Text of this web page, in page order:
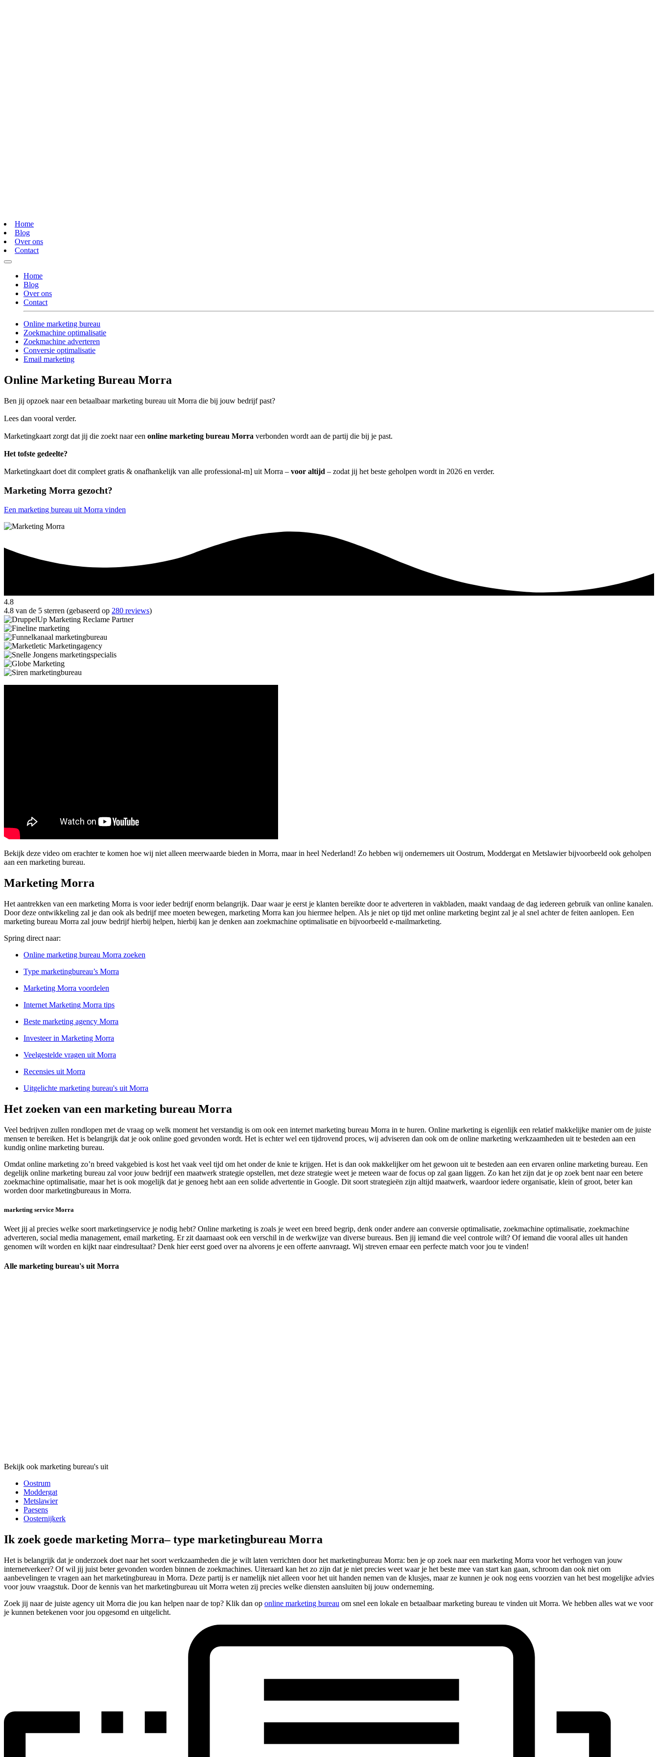
Home
Blog
Over ons
Contact
Home
Blog
Over ons
Contact
Online marketing bureau
Zoekmachine optimalisatie
Zoekmachine adverteren
Conversie optimalisatie
Email marketing
Online Marketing Bureau Morra
Ben jij opzoek naar een betaalbaar marketing bureau uit Morra die bij jouw bedrijf past?
Lees dan vooral verder.
Marketingkaart zorgt dat jij die zoekt naar een online marketing bureau Morra verbonden wordt aan de partij die bij je past.
Het tofste gedeelte?
Marketingkaart doet dit compleet gratis & onafhankelijk van alle professional-m] uit Morra – voor altijd – zodat jij het beste geholpen wordt in 2026 en verder.
Marketing Morra gezocht?
Een marketing bureau uit Morra vinden
4.8
4.8 van de 5 sterren (gebaseerd op 280 reviews)
Bekijk deze video om erachter te komen hoe wij niet alleen meerwaarde bieden in Morra, maar in heel Nederland! Zo hebben wij ondernemers uit Oostrum, Moddergat en Metslawier bijvoorbeeld ook geholpen
aan een marketing bureau.
Marketing Morra
Het aantrekken van een marketing Morra is voor ieder bedrijf enorm belangrijk. Daar waar je eerst je klanten bereikte door te adverteren in vakbladen, maakt vandaag de dag iedereen gebruik van online kanalen.
Door deze ontwikkeling zal je dan ook als bedrijf mee moeten bewegen, marketing Morra kan jou hiermee helpen. Als je niet op tijd met online marketing begint zal je al snel achter de feiten aanlopen. Een
marketing bureau Morra zal jouw bedrijf hierbij helpen, hierbij kan je denken aan zoekmachine optimalisatie en bijvoorbeeld e-mailmarketing.
Spring direct naar:
Online marketing bureau Morra zoeken
Type marketingbureau’s Morra
Marketing Morra voordelen
Internet Marketing Morra tips
Beste marketing agency Morra
Investeer in Marketing Morra
Veelgestelde vragen uit Morra
Recensies uit Morra
Uitgelichte marketing bureau's uit Morra
Het zoeken van een marketing bureau Morra
Veel bedrijven zullen rondlopen met de vraag op welk moment het verstandig is om ook een internet marketing bureau Morra in te huren. Online marketing is eigenlijk een relatief makkelijke manier om de juiste
mensen te bereiken. Het is belangrijk dat je ook online goed gevonden wordt. Het is echter wel een tijdrovend proces, wij adviseren dan ook om de online marketing werkzaamheden uit te besteden aan een
kundig online marketing bureau.
Omdat online marketing zo’n breed vakgebied is kost het vaak veel tijd om het onder de knie te krijgen. Het is dan ook makkelijker om het gewoon uit te besteden aan een ervaren online marketing bureau. Een
degelijk online marketing bureau zal voor jouw bedrijf een maatwerk strategie opstellen, met deze strategie weet je meteen waar de focus op zal gaan liggen. Zo kan het zijn dat je op zoek bent naar een betere
zoekmachine optimalisatie, maar het is ook mogelijk dat je genoeg hebt aan een solide advertentie in Google. Dit soort strategieën zijn altijd maatwerk, waardoor iedere organisatie, klein of groot, beter kan
worden door marketingbureaus in Morra.
marketing service Morra
Weet jij al precies welke soort marketingservice je nodig hebt? Online marketing is zoals je weet een breed begrip, denk onder andere aan conversie optimalisatie, zoekmachine optimalisatie, zoekmachine
adverteren, social media management, email marketing. Er zit daarnaast ook een verschil in de werkwijze van diverse bureaus. Ben jij iemand die veel controle wilt? Of iemand die vooral alles uit handen
genomen wilt worden en kijkt naar eindresultaat? Denk hier eerst goed over na alvorens je een offerte aanvraagt. Wij streven ernaar een perfecte match voor jou te vinden!
Alle marketing bureau's uit Morra
Bekijk ook marketing bureau's uit
Oostrum
Moddergat
Metslawier
Paesens
Oosternijkerk
Ik zoek goede marketing Morra– type marketingbureau Morra
Het is belangrijk dat je onderzoek doet naar het soort werkzaamheden die je wilt laten verrichten door het marketingbureau Morra: ben je op zoek naar een marketing Morra voor het verhogen van jouw
internetverkeer? Of wil jij juist beter gevonden worden binnen de zoekmachines. Uiteraard kan het zo zijn dat je niet precies weet waar je het beste mee van start kan gaan, schroom dan ook niet om
aanbevelingen te vragen aan het marketingbureau in Morra. Deze partij is er namelijk niet alleen voor het uit handen nemen van de klusjes, maar ze kunnen je ook nog eens voorzien van het best mogelijke advies
voor jouw vraagstuk. Door de kennis van het marketingbureau uit Morra weten zij precies welke diensten aansluiten bij jouw onderneming.
Zoek jij naar de juiste agency uit Morra die jou kan helpen naar de top? Klik dan op online marketing bureau om snel een lokale en betaalbaar marketing bureau te vinden uit Morra. We hebben alles wat we voor
je kunnen betekenen voor jou opgesomd en uitgelicht.